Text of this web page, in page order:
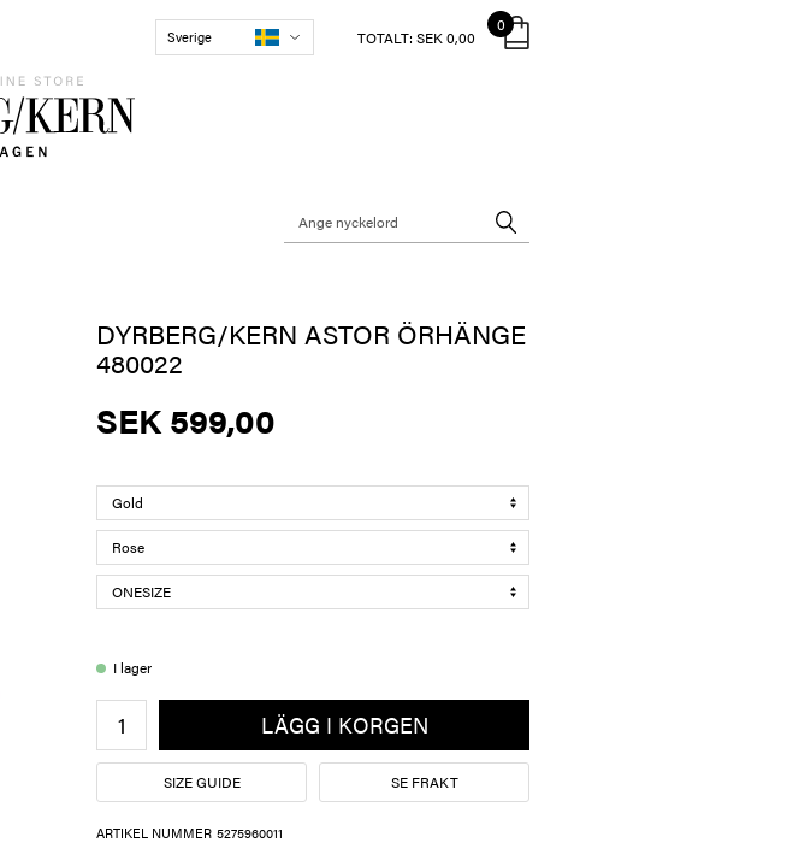
Sverige
0
TOTALT: SEK 0,00
DYRBERG/KERN ASTOR ÖRHÄNGE
480022
SEK 599,00
I lager
LÄGG I KORGEN
SIZE GUIDE SE FRAKT
ARTIKEL NUMMER 5275960011